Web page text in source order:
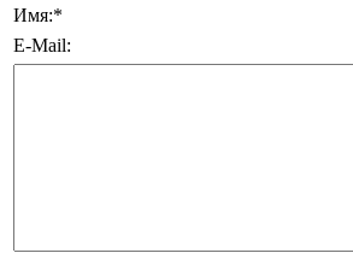
Имя:*
E-Mail: